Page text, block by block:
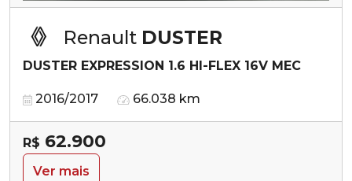
Renault DUSTER
DUSTER EXPRESSION 1.6 HI-FLEX 16V MEC
2016/2017 66.038 km
R$ 62.900
Ver mais